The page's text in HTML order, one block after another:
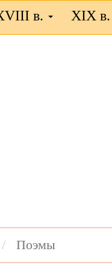
в. XIX в.
Поэмы